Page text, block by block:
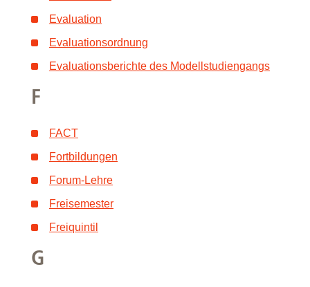
Evaluation
Evaluationsordnung
Evaluationsberichte des Modellstudiengangs
F
FACT
Fortbildungen
Forum-Lehre
Freisemester
Freiquintil
G